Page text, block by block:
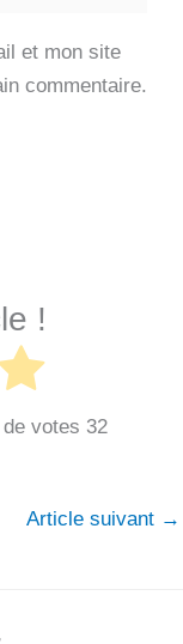
et mon site
commentaire.
!
votes 32
Article suivant →